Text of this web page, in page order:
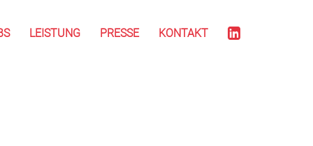
LEISTUNG PRESSE KONTAKT